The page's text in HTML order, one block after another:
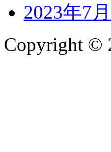
2023年7月
Copyright ©